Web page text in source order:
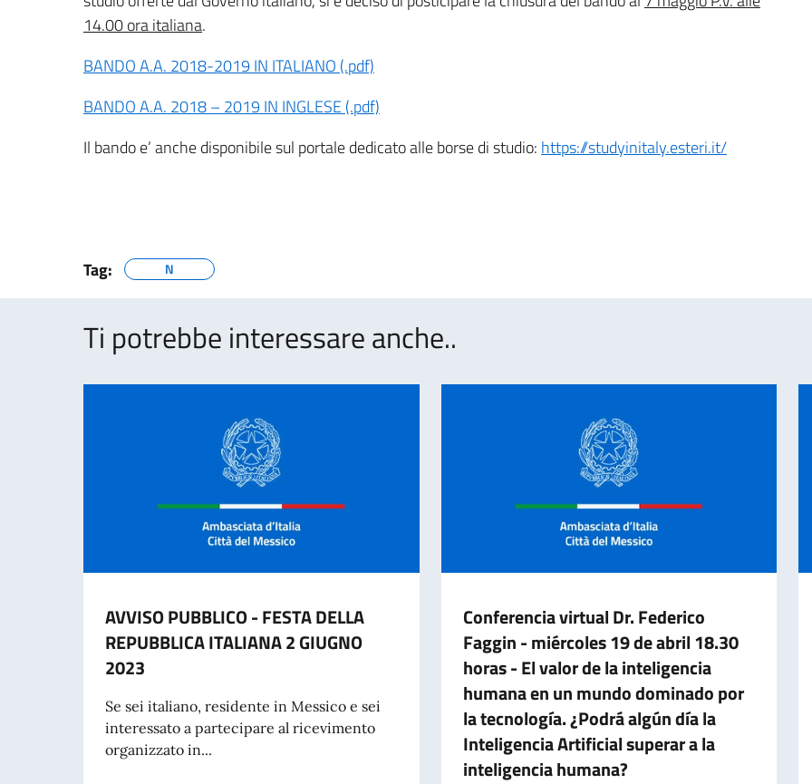
14.00 ora italiana.
BANDO A.A. 2018-2019 IN ITALIANO (.pdf)
BANDO A.A. 2018 – 2019 IN INGLESE (.pdf)
Il bando e’ anche disponibile sul portale dedicato alle borse di studio: https://studyinitaly.esteri.it/
Tag: N
Ti potrebbe interessare anche..
AVVISO PUBBLICO - FESTA DELLA
REPUBBLICA ITALIANA 2 GIUGNO
2023
Se sei italiano, residente in Messico e sei
interessato a partecipare al ricevimento
organizzato in...
Conferencia virtual Dr. Federico
Faggin - miércoles 19 de abril 18.30
horas - El valor de la inteligencia
humana en un mundo dominado por
la tecnología. ¿Podrá algún día la
Inteligencia Artificial superar a la
inteligencia humana?